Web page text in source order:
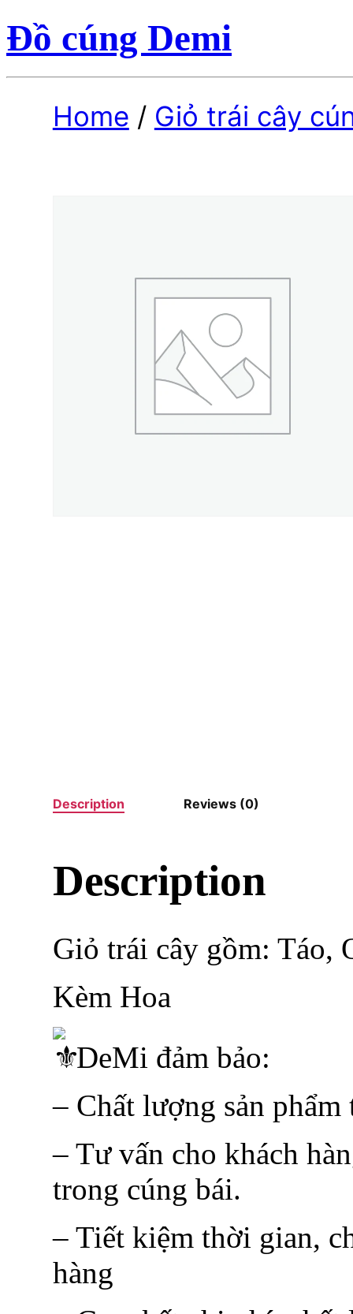
Đồ cúng Demi
Home / Giỏ trái cây
Description Reviews (0)
Description
Giỏ trái cây gồm: Táo,
Kèm Hoa
DeMi đảm bảo:
– Chất lượng sản
– Tư vấn cho khách
trong cúng bái.
– Tiết kiệm thời gian,
hàng